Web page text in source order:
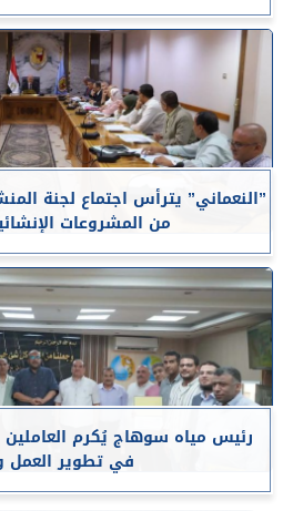
”النعماني” يترأس اجتماع لجنة
من المشروعات
رئيس مياه سوهاج يُكرم العاملين
في تطوير العمل